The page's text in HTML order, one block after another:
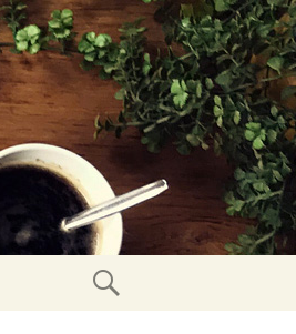
Zoeken